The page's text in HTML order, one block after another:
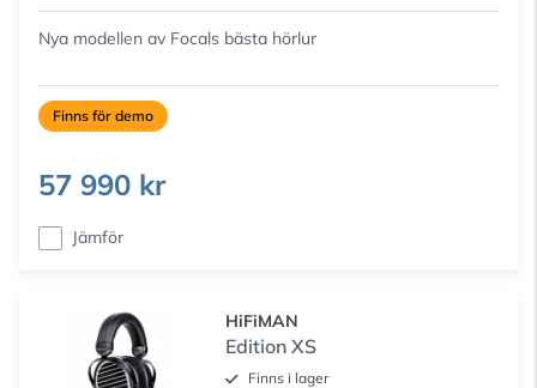
Nya modellen av Focals bästa hörlur
Finns för demo
57 990 kr
Jämför
HiFiMAN
Edition XS
Finns i lager